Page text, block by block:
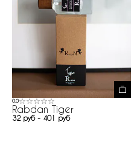
0.0
Rabdan Tiger
32 руб - 401 руб